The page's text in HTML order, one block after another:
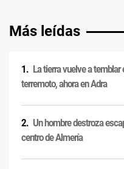
Más leídas
La tierra vuelve a
terremoto, ahora en Adra
Un hombre destroza
centro de Almería